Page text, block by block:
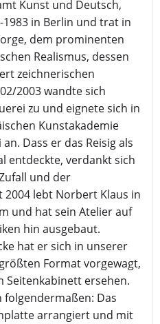
Kunst und Deutsch,
in Berlin und trat in
dem prominenten
Realismus, dessen
zeichnerischen
2003 wandte sich
zu und eignete sich in
Kunstakademie
Dass er das Reisig als
entdeckte, verdankt sich
und der
lebt Norbert Klaus in
und hat sein Atelier auf
hin ausgebaut.
hat er sich in unserer
Format vorgewagt,
Seitenkabinett ersehen.
Das
arrangiert und mit